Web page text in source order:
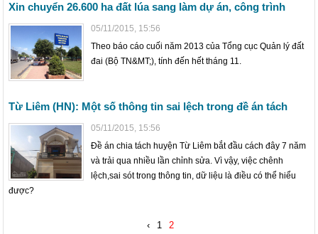
Xin chuyển 26.600 ha đất lúa sang làm dự án, công trình
05/11/2015, 15:56
Theo báo cáo cuối năm 2013 của Tổng cục Quản lý đất
đai (Bộ TN&MT;), tính đến hết tháng 11.
Từ Liêm (HN): Một số thông tin sai lệch trong đề án tách
05/11/2015, 15:56
Đề án chia tách huyện Từ Liêm bắt đầu cách đây 7 năm
và trải qua nhiều lần chỉnh sửa. Vì vậy, việc chênh
lệch,sai sót trong thông tin, dữ liệu là điều có thể hiểu
được?
‹ 1 2